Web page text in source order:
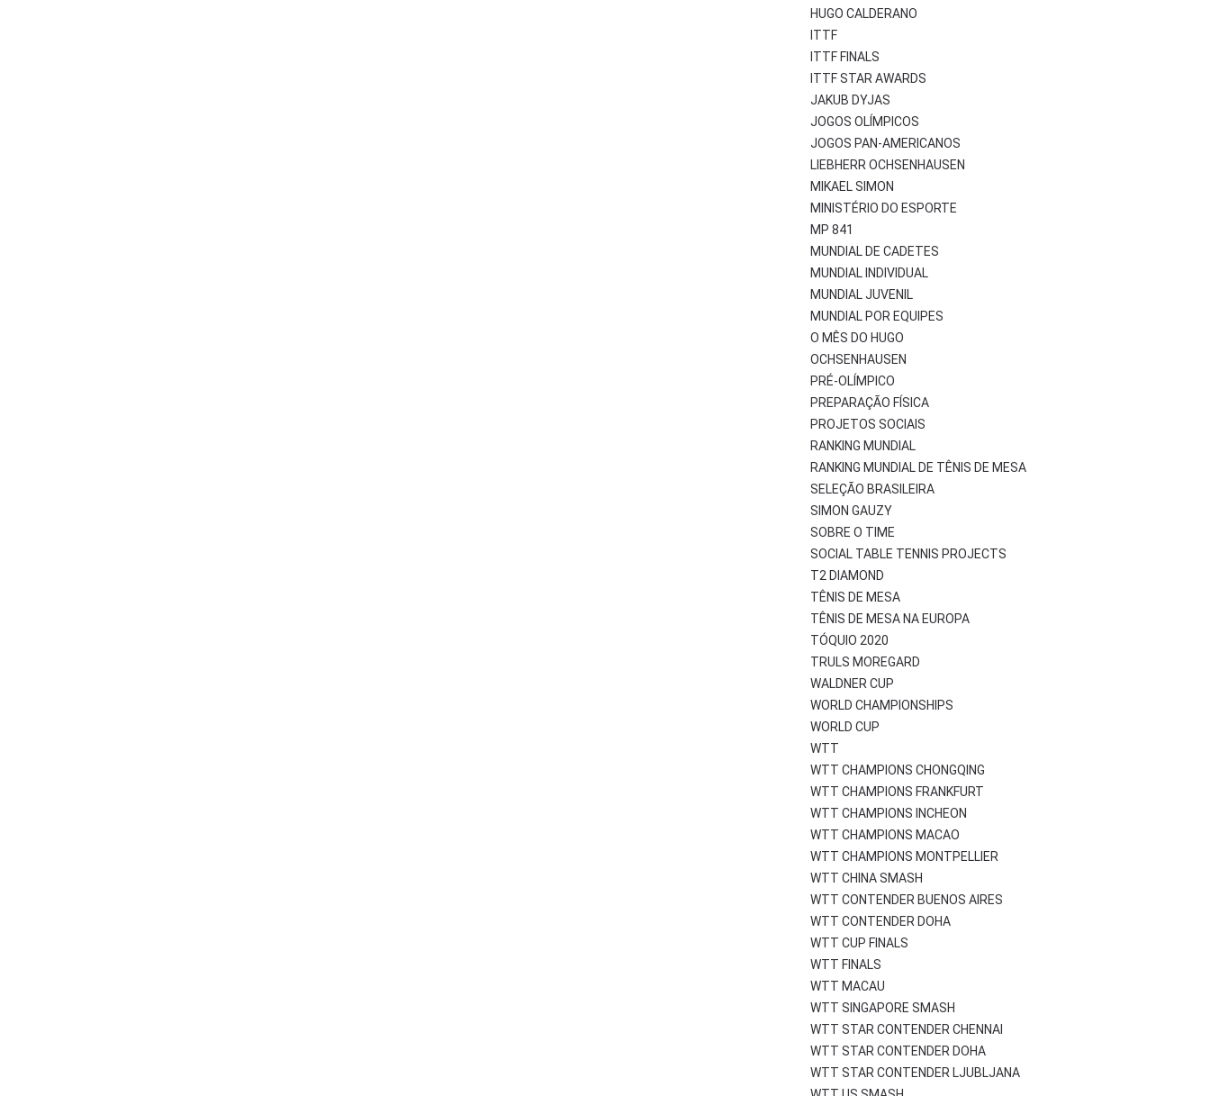
HUGO CALDERANO
ITTF
ITTF FINALS
ITTF STAR AWARDS
JAKUB DYJAS
JOGOS OLÍMPICOS
JOGOS PAN-AMERICANOS
LIEBHERR OCHSENHAUSEN
MIKAEL SIMON
MINISTÉRIO DO ESPORTE
MP 841
MUNDIAL DE CADETES
MUNDIAL INDIVIDUAL
MUNDIAL JUVENIL
MUNDIAL POR EQUIPES
O MÊS DO HUGO
OCHSENHAUSEN
PRÉ-OLÍMPICO
PREPARAÇÃO FÍSICA
PROJETOS SOCIAIS
RANKING MUNDIAL
RANKING MUNDIAL DE TÊNIS DE MESA
SELEÇÃO BRASILEIRA
SIMON GAUZY
SOBRE O TIME
SOCIAL TABLE TENNIS PROJECTS
T2 DIAMOND
TÊNIS DE MESA
TÊNIS DE MESA NA EUROPA
TÓQUIO 2020
TRULS MOREGARD
WALDNER CUP
WORLD CHAMPIONSHIPS
WORLD CUP
WTT
WTT CHAMPIONS CHONGQING
WTT CHAMPIONS FRANKFURT
WTT CHAMPIONS INCHEON
WTT CHAMPIONS MACAO
WTT CHAMPIONS MONTPELLIER
WTT CHINA SMASH
WTT CONTENDER BUENOS AIRES
WTT CONTENDER DOHA
WTT CUP FINALS
WTT FINALS
WTT MACAU
WTT SINGAPORE SMASH
WTT STAR CONTENDER CHENNAI
WTT STAR CONTENDER DOHA
WTT STAR CONTENDER LJUBLJANA